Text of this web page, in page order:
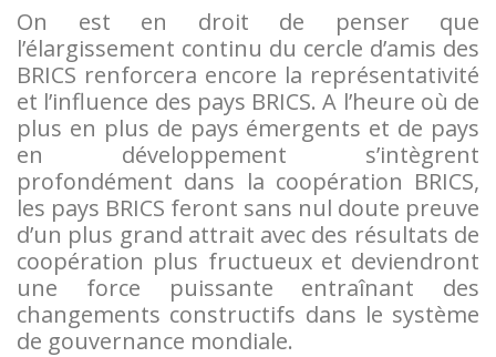
On est en droit de penser que
l’élargissement continu du cercle d’amis des
BRICS renforcera encore la représentativité
et l’influence des pays BRICS. A l’heure où de
plus en plus de pays émergents et de pays
en développement s’intègrent
profondément dans la coopération BRICS,
les pays BRICS feront sans nul doute preuve
d’un plus grand attrait avec des résultats de
coopération plus fructueux et deviendront
une force puissante entraînant des
changements constructifs dans le système
de gouvernance mondiale.